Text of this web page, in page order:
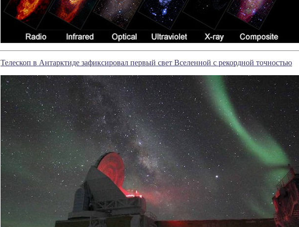
Телескоп в Антарктиде зафиксировал первый свет Вселенной с рекордной точностью